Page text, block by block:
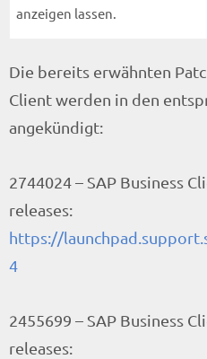
anzeigen lassen.
Die bereits erwähnten
Client werden in den
angekündigt:
2744024 – SAP Business
releases:
https://
4
2455699 – SAP Business
releases: